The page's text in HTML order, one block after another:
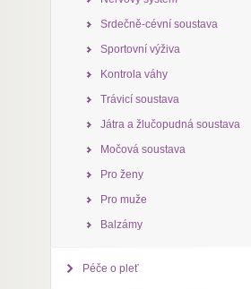
Srdečně-cévní soustava
Sportovní výživa
Kontrola váhy
Trávicí soustava
Játra a žlučopudná soustava
Močová soustava
Pro ženy
Pro muže
Balzámy
Péče o pleť